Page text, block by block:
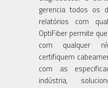
gerencia todos os
relatórios com
OptiFiber permite
com qualquer
certifiquem
com as
indústria,